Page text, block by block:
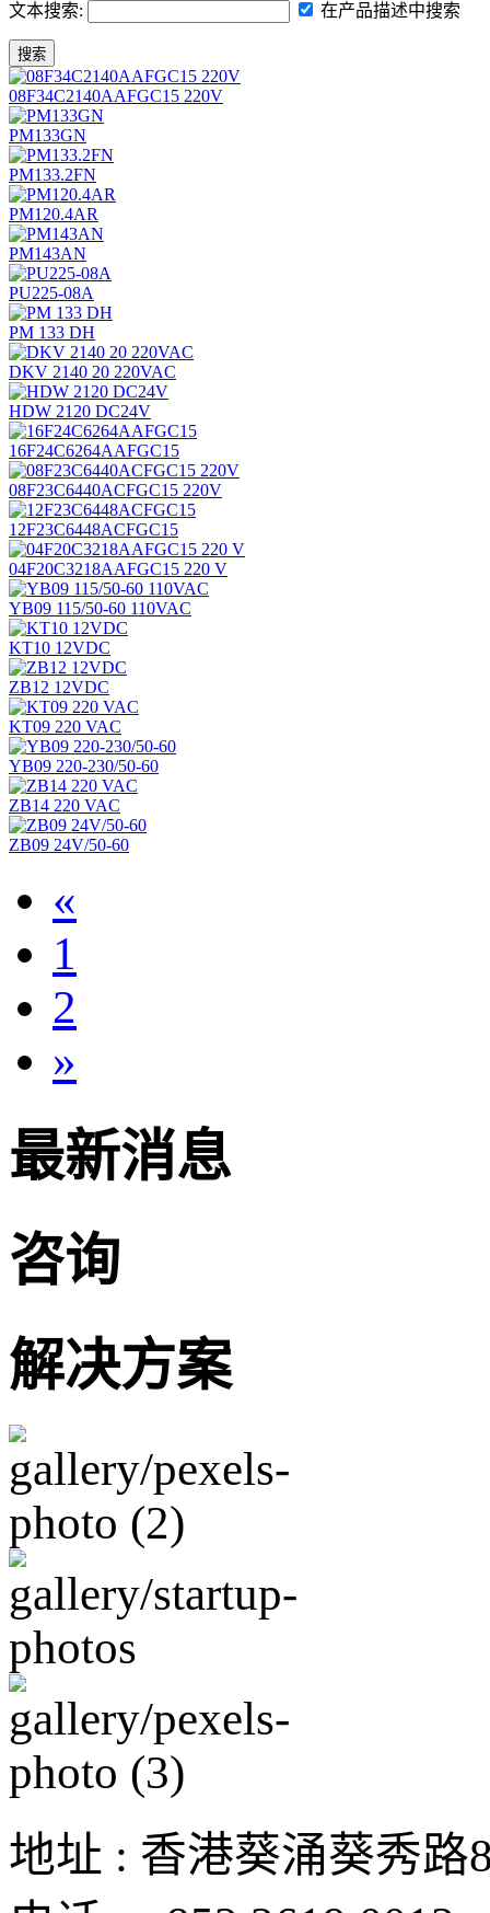
文本搜索: 在产品描述中搜索
搜索
08F34C2140AAFGC15 220V
PM133GN
PM133.2FN
PM120.4AR
PM143AN
PU225-08A
PM 133 DH
DKV 2140 20 220VAC
HDW 2120 DC24V
16F24C6264AAFGC15
08F23C6440ACFGC15 220V
12F23C6448ACFGC15
04F20C3218AAFGC15 220 V
YB09 115/50-60 110VAC
KT10 12VDC
ZB12 12VDC
KT09 220 VAC
YB09 220-230/50-60
ZB14 220 VAC
ZB09 24V/50-60
«
1
2
»
最新消息
咨询
解决方案
地址 : 香港葵涌葵秀路